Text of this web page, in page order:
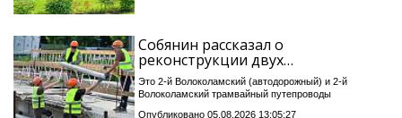
Собянин рассказал о
реконструкции двух…
Это 2-й Волоколамский (автодорожный) и 2-й
Волоколамский трамвайный путепроводы
Опубликовано 05.08.2026 13:05:27